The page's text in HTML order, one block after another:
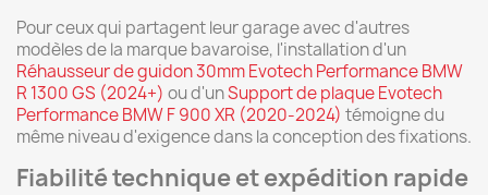
Pour ceux qui partagent leur garage avec d'autres
modèles de la marque bavaroise, l'installation d'un
Réhausseur de guidon 30mm Evotech Performance BMW
R 1300 GS (2024+) ou d'unSupport de plaque Evotech
Performance BMW F 900 XR (2020-2024) témoigne du
même niveau d'exigence dans la conception des fixations.
Fiabilité technique et expédition rapide